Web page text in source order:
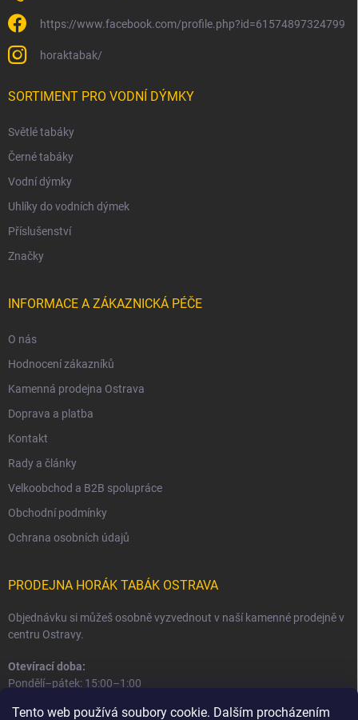
Tento web používá soubory cookie. Dalším procházením
https://www.facebook.com/profile.php?id=61574897324799
horaktabak/
SORTIMENT PRO VODNÍ DÝMKY
Světlé tabáky
Černé tabáky
Vodní dýmky
Uhlíky do vodních dýmek
Příslušenství
Značky
INFORMACE A ZÁKAZNICKÁ PÉČE
O nás
Hodnocení zákazníků
Kamenná prodejna Ostrava
Doprava a platba
Kontakt
Rady a články
Velkoobchod a B2B spolupráce
Obchodní podmínky
Ochrana osobních údajů
PRODEJNA HORÁK TABÁK OSTRAVA
Objednávku si můžeš osobně vyzvednout v naší kamenné prodejně v
centru Ostravy.
Otevírací doba:
Pondělí–pátek: 15:00–1:00